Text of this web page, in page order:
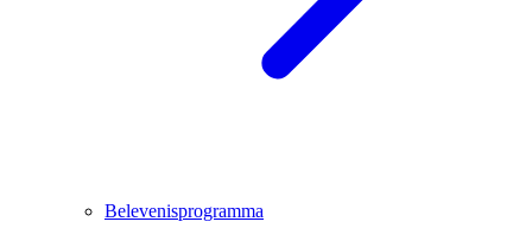
Belevenisprogramma